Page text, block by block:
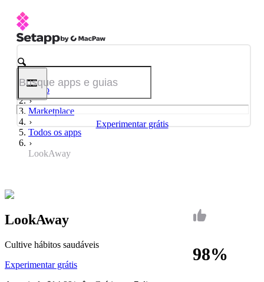
Experimentar grátis
Início
Marketplace
Todos os apps
LookAway
98%
LookAway
Cultive hábitos saudáveis
Experimentar grátis